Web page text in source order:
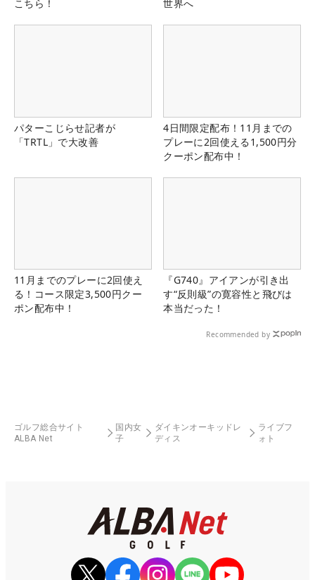
こちら！
世界へ
パターこじらせ記者が
「TRTL」で大改善
4日間限定配布！11月までの
プレーに2回使える1,500円分
クーポン配布中！
11月までのプレーに2回使え
る！コース限定3,500円クー
ポン配布中！
『G740』アイアンが引き出
す“反則級”の寛容性と飛びは
本当だった！
Recommended by
ゴルフ総合サイト
ALBA Net
国内女
子
ダイキンオーキッドレ
ディス
ライブフ
ォト